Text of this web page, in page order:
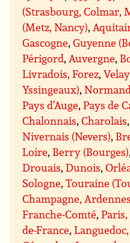
(Strasbourg, Colmar,
(Metz, Nancy),
Gascogne,Guyenne
Périgord, Auvergne,
Livradois, Forez,
Yssingeaux),
Pays d’Auge,Pays de
Chalonnais,Charolais,
Nivernais (Nevers),
Loire, Berry (Bourges),
Drouais,Dunois,
Sologne,Touraine
Champagne, Ardennes
Franche-Comté,
de-France,